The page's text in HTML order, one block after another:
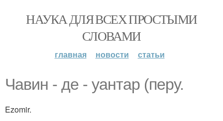
НАУКА ДЛЯ ВСЕХ ПРОСТЫМИ
СЛОВАМИ
главная новости статьи
Чавин - де - уантар (перу.
Ezomir.